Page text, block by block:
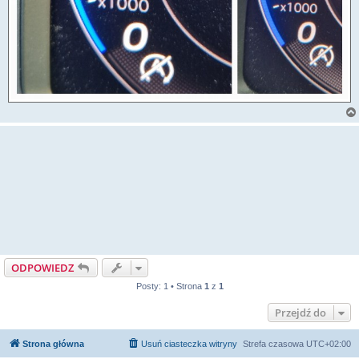
ODPOWIEDZ
Posty: 1 • Strona 1 z 1
Przejdź do
Strona główna Strefa czasowa UTC+02:00
Usuń ciasteczka witryny